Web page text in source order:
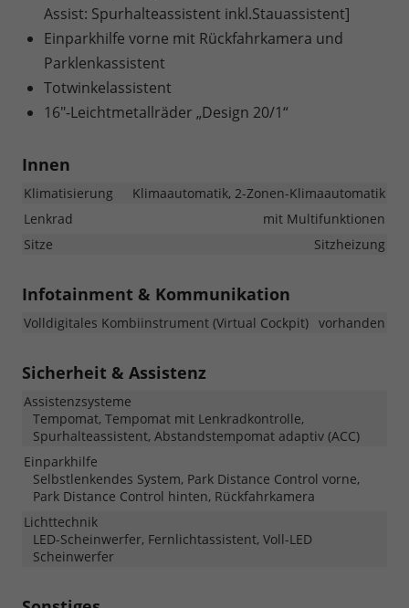
Assist: Spurhalteassistent inkl.Stauassistent]
Einparkhilfe vorne mit Rückfahrkamera und
Parklenkassistent
Totwinkelassistent
16"-Leichtmetallräder „Design 20/1“
Innen
Klimatisierung
Klimaautomatik, 2-Zonen-Klimaautomatik
Lenkrad
mit Multifunktionen
Sitze
Sitzheizung
Infotainment & Kommunikation
Volldigitales Kombiinstrument (Virtual Cockpit) vorhanden
Sicherheit & Assistenz
Assistenzsysteme
Tempomat, Tempomat mit Lenkradkontrolle,
Spurhalteassistent, Abstandstempomat adaptiv (ACC)
Einparkhilfe
Selbstlenkendes System, Park Distance Control vorne,
Park Distance Control hinten, Rückfahrkamera
Lichttechnik
LED-Scheinwerfer, Fernlichtassistent, Voll-LED
Scheinwerfer